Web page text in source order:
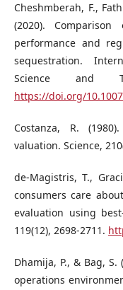
Cheshmberah, F.,
(2020).
performance and
sequestration.
Science and
https://doi.org/
Costanza, R.
valuation. Science,
de-Magistris, T.,
consumers care
evaluation using
119(12), 2698-2711.
Dhamija, P., & Bag,
operations